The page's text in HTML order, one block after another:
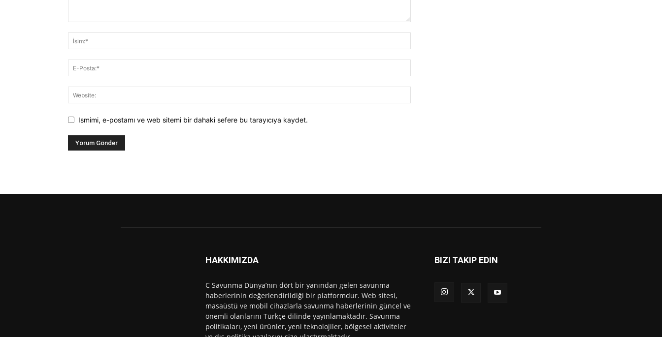
Ismimi, e-postamı ve web sitemi bir dahaki sefere bu tarayıcıya kaydet.
HAKKIMIZDA
C Savunma Dünya’nın dört bir yanından gelen savunma
haberlerinin değerlendirildiği bir platformdur. Web sitesi,
masaüstü ve mobil cihazlarla savunma haberlerinin güncel ve
önemli olanlarını Türkçe dilinde yayınlamaktadır. Savunma
politikaları, yeni ürünler, yeni teknolojiler, bölgesel aktiviteler
BIZI TAKIP EDIN